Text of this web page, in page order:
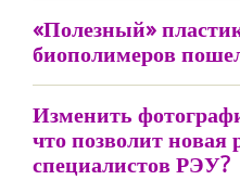
«Полезный»
биополимеров
Изменить
что позволит новая
специалистов РЭУ?